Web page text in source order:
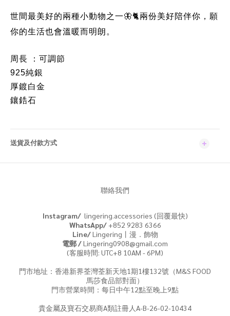
世間最美好的兩種小動物之一🦋🐈兩份美好陪伴你，願
你的生活也會溫暖而明朗。
周長 ：可調節
925純銀
厚鍍白金
鑲鋯石
送貨及付款方式
聯絡我們
Instagram/ lingering.accessories (回覆最快)
WhatsApp/+852 9283 6366
Line/Lingering丨漫．飾物
電郵 /Lingering0908@gmail.com
(客服時間: UTC+8 10AM - 6PM)
門市地址：香港新界荃灣荃新天地1期1樓132號（M&S FOOD
馬莎食品部對面）
門市營業時間：每日中午12點至晚上9點
貴金屬及寶石交易商A類註冊人A-B-26-02-10434